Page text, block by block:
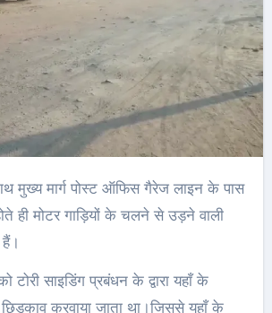
ही मोटर गाड़ियों के चलने से उड़ने वाली
टोरी साइडिंग प्रबंधन के द्वारा यहाँ के
करवाया जाता था।जिससे यहाँ के